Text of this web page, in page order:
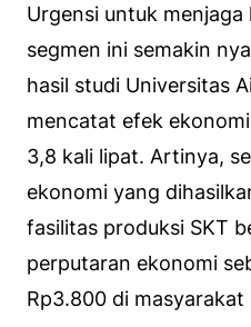
Urgensi untuk menjaga
segmen ini semakin
hasil studi Universitas
mencatat efek
3,8 kali lipat. Artinya,
ekonomi yang
fasilitas produksi SKT
perputaran ekonomi
Rp3.800 di masyarakat